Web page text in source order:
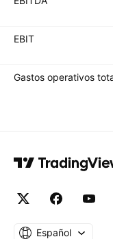
EBIT
Gastos operativos
Español